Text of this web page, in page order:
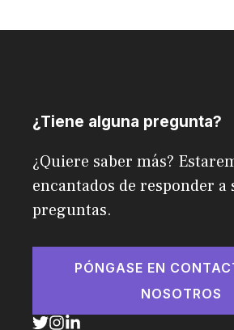
¿Tiene alguna pregunta?
¿Quiere saber más?
encantados de responder a
preguntas.
PÓNGASE EN
NOSOTROS